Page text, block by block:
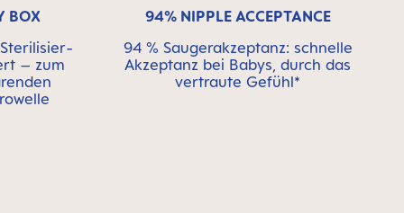
BOX
– zum
94% NIPPLE ACCEPTANCE
94 % Saugerakzeptanz: schnelle
Akzeptanz bei Babys, durch das
vertraute Gefühl*